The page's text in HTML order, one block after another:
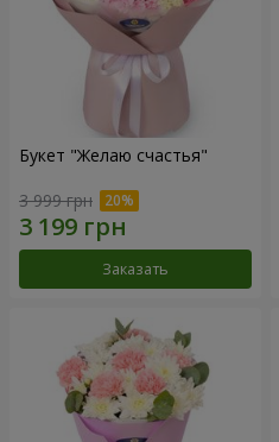
Букет "Желаю счастья"
3 999 грн
Заказать